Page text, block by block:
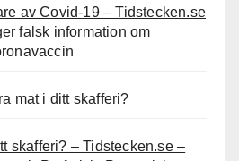
av Covid-19 – Tidstecken.se
falsk information om
mat i ditt skafferi?
skafferi? – Tidstecken.se –